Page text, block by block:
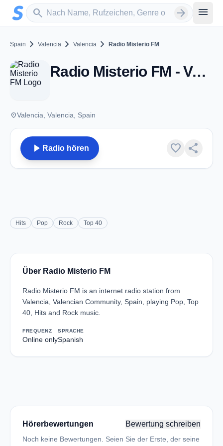
Zum Hauptinhalt springen
search
Sender suchen arrow_forward menu
Spain chevron_right Valencia chevron_right Valencia chevron_right Radio Misterio FM
Radio Misterio FM - Valencia
placeValencia, Valencia, Spain
play_arrow Radio hören favorite share
Hits Pop Rock Top 40
Über Radio Misterio FM
Radio Misterio FM is an internet radio station from
Valencia, Valencian Community, Spain, playing Pop, Top
40, Hits and Rock music.
FREQUENZ
Online only
SPRACHE
Spanish
Hörerbewertungen Bewertung schreiben
Noch keine Bewertungen. Seien Sie der Erste, der seine